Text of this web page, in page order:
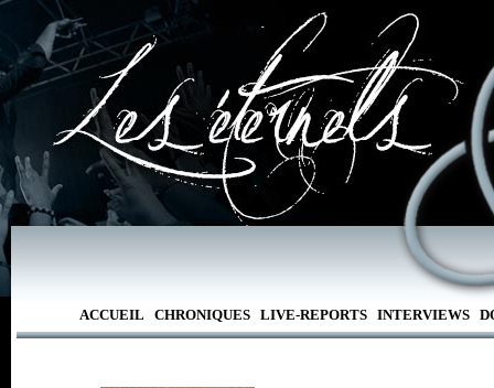
ACCUEIL CHRONIQUES LIVE-REPORTS INTERVIEWS